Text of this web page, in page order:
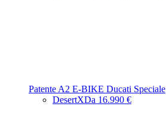
Patente A2 E-BIKE Ducati Speciale
DesertXDa 16.990 €